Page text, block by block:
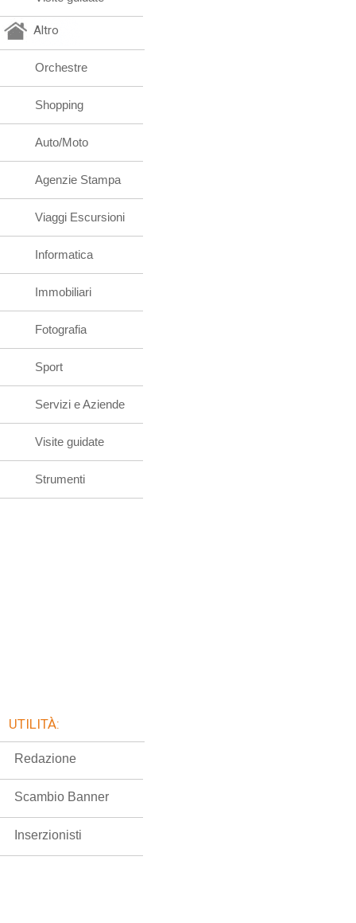
Altro
Orchestre
Shopping
Auto/Moto
Agenzie Stampa
Viaggi Escursioni
Informatica
Immobiliari
Fotografia
Sport
Servizi e Aziende
Visite guidate
Strumenti
UTILITÀ:
Redazione
Scambio Banner
Inserzionisti